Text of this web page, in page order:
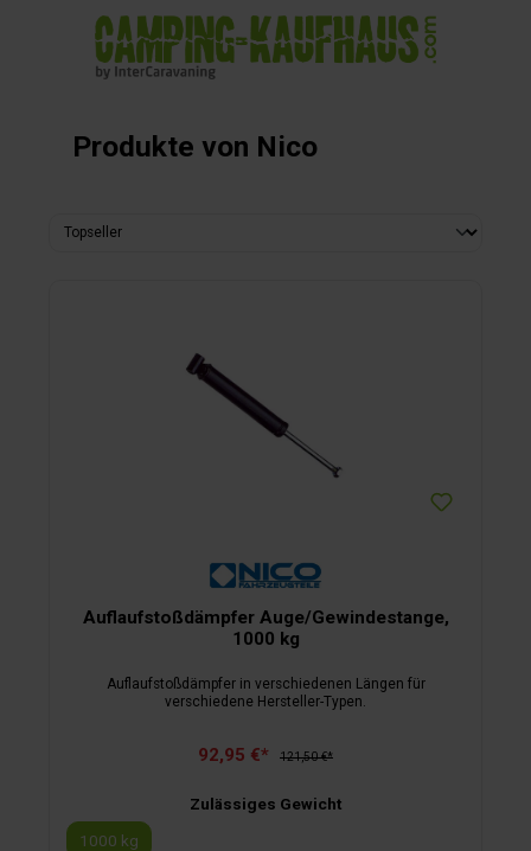
springen
Produkte von Nico
Auflaufstoßdämpfer Auge/Gewindestange,
1000 kg
Auflaufstoßdämpfer in verschiedenen Längen für
verschiedene Hersteller-Typen.
92,95 €* 121,50 €*
Zulässiges Gewicht
1000 kg